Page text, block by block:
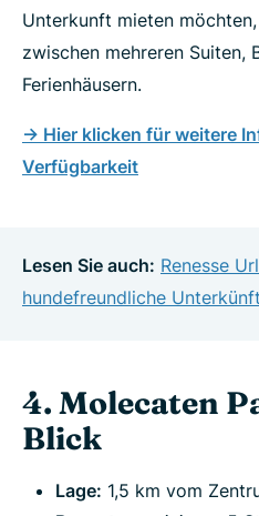
Unterkunft mieten
zwischen mehreren Suiten,
Ferienhäusern.
-> Hier klicken für weitere
Verfügbarkeit
Lesen Sie auch: Renesse
hundefreundliche
4. Molecaten
Blick
Lage: 1,5 km vom